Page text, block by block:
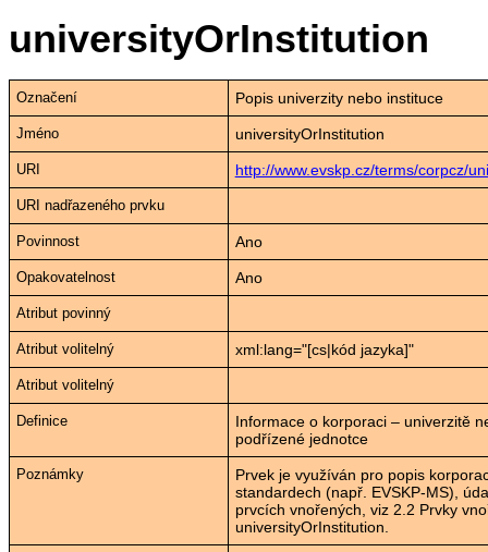
universityOrInstitution
Označení Popis univerzity nebo instituce
Jméno universityOrInstitution
URI http://www.evskp.cz/terms/corpcz/
URI nadřazeného prvku
Povinnost Ano
Opakovatelnost Ano
Atribut povinný
Atribut volitelný xml:lang="[cs|kód jazyka]"
Atribut volitelný
Definice
Informace o korporaci – univerzitě
podřízené jednotce
Poznámky
Prvek je využíván pro popis
standardech (např. EVSKP-MS),
prvcích vnořených, viz 2.2 Prvky
universityOrInstitution